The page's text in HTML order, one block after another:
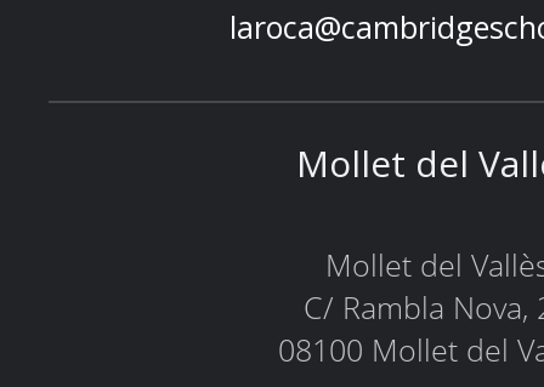
Mollet del
Mollet del
C/ Rambla Nova,
08100 Mollet del